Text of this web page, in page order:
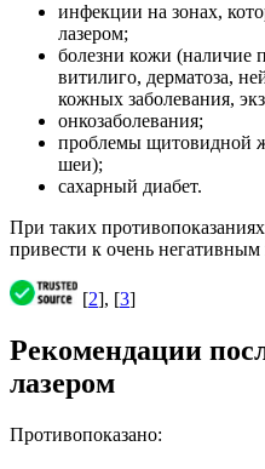
инфекции на зонах,
лазером;
болезни кожи (наличие
витилиго, дерматоза,
кожных заболевания,
онкозаболевания;
проблемы щитовидной
шеи);
сахарный диабет.
При таких
привести к очень негативным
[2], [3]
Рекомендации
лазером
Противопоказано: